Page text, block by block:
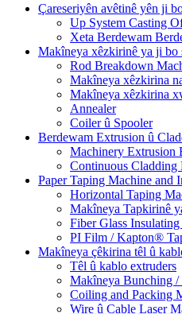
Çareseriyên avêtinê yên ji
Up System Casting
Xeta Berdewam
Makîneya xêzkirinê ya ji
Rod Breakdown
Makîneya xêzkirina
Makîneya xêzkirina
Annealer
Coiler û Spooler
Berdewam Extrusion û
Machinery Extrusion
Continuous Cladding
Paper Taping Machine and
Horizontal Taping
Makîneya Tapkirinê
Fiber Glass
PI Film / Kapton®
Makîneya çêkirina têl û
Têl û kablo extruders
Makîneya Bunching /
Coiling and Packing
Wire û Cable Laser